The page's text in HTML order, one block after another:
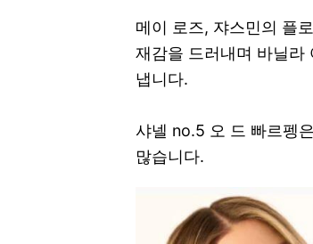
메이 로즈, 쟈스민의 플
재감을 드러내며 바닐라
냅니다.
샤넬 no.5 오 드 빠르펭은
많습니다.